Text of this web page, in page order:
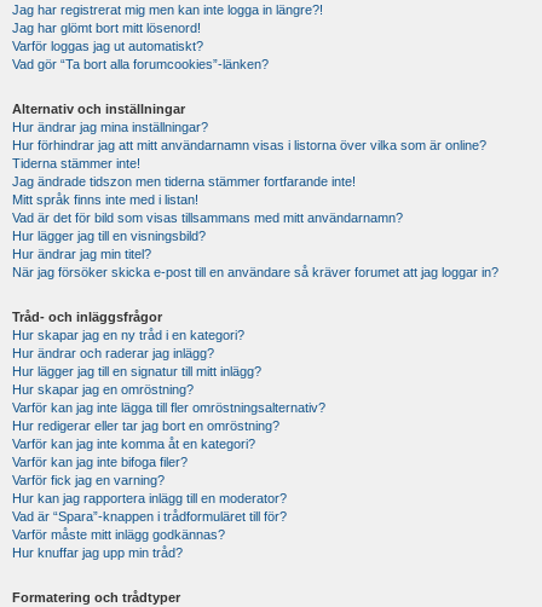
Jag har registrerat mig men kan inte logga in längre?!
Jag har glömt bort mitt lösenord!
Varför loggas jag ut automatiskt?
Vad gör “Ta bort alla forumcookies”-länken?
Alternativ och inställningar
Hur ändrar jag mina inställningar?
Hur förhindrar jag att mitt användarnamn visas i listorna över vilka som är online?
Tiderna stämmer inte!
Jag ändrade tidszon men tiderna stämmer fortfarande inte!
Mitt språk finns inte med i listan!
Vad är det för bild som visas tillsammans med mitt användarnamn?
Hur lägger jag till en visningsbild?
Hur ändrar jag min titel?
När jag försöker skicka e-post till en användare så kräver forumet att jag loggar in?
Tråd- och inläggsfrågor
Hur skapar jag en ny tråd i en kategori?
Hur ändrar och raderar jag inlägg?
Hur lägger jag till en signatur till mitt inlägg?
Hur skapar jag en omröstning?
Varför kan jag inte lägga till fler omröstningsalternativ?
Hur redigerar eller tar jag bort en omröstning?
Varför kan jag inte komma åt en kategori?
Varför kan jag inte bifoga filer?
Varför fick jag en varning?
Hur kan jag rapportera inlägg till en moderator?
Vad är “Spara”-knappen i trådformuläret till för?
Varför måste mitt inlägg godkännas?
Hur knuffar jag upp min tråd?
Formatering och trådtyper